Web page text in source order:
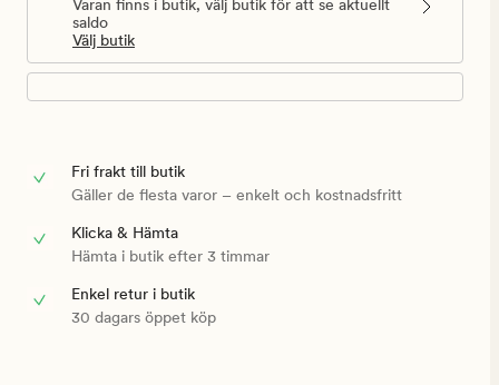
Varan finns i butik, välj butik för att se aktuellt
saldo
Välj butik
Fri frakt till butik
Gäller de flesta varor – enkelt och kostnadsfritt
Klicka & Hämta
Hämta i butik efter 3 timmar
Enkel retur i butik
30 dagars öppet köp